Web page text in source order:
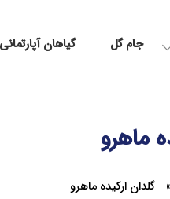
جام گل گیاهان آپارتمانی
ماهرو
» گلدان ارکیده ماهرو